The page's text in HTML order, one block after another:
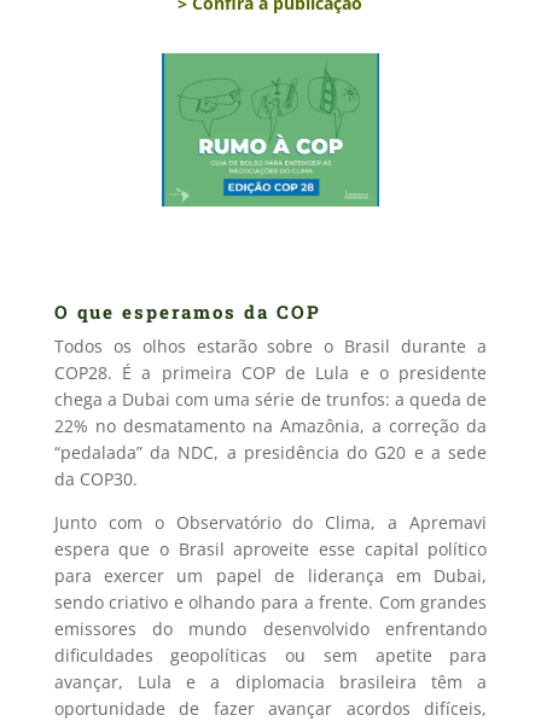
O que esperamos da COP
Todos os olhos estarão sobre o Brasil durante a
COP28. É a primeira COP de Lula e o presidente
chega a Dubai com uma série de trunfos: a queda de
22% no desmatamento na Amazônia, a correção da
“pedalada” da NDC, a presidência do G20 e a sede
da COP30.
Junto com o Observatório do Clima, a Apremavi
espera que o Brasil aproveite esse capital político
para exercer um papel de liderança em Dubai,
sendo criativo e olhando para a frente. Com grandes
emissores do mundo desenvolvido enfrentando
dificuldadesgeopolíticas ou sem apetite para
avançar, Lula e a diplomacia brasileira têm a
oportunidade de fazer avançar acordos difíceis,